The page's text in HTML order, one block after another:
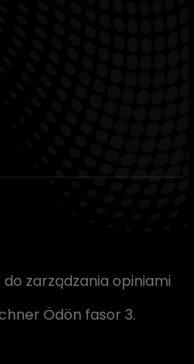
zarządzania opiniami
Ödön fasor 3.